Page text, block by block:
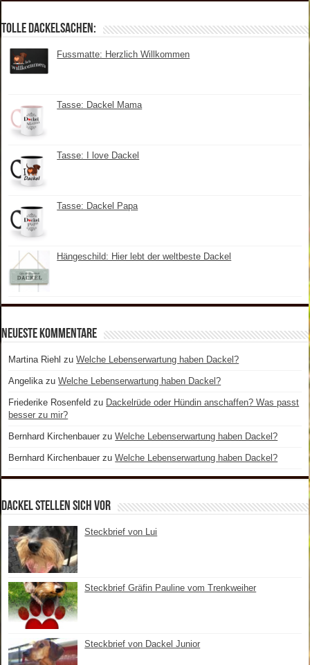
Tolle Dackelsachen:
Fussmatte: Herzlich Willkommen
Tasse: Dackel Mama
Tasse: I love Dackel
Tasse: Dackel Papa
Hängeschild: Hier lebt der weltbeste Dackel
Neueste Kommentare
Martina Riehl zuWelche Lebenserwartung haben Dackel?
Angelika zuWelche Lebenserwartung haben Dackel?
Friederike Rosenfeld zu Dackelrüde oder Hündin anschaffen? Was passt
besser zu mir?
Bernhard Kirchenbauer zuWelche Lebenserwartung haben Dackel?
Bernhard Kirchenbauer zuWelche Lebenserwartung haben Dackel?
Dackel stellen sich vor
Steckbrief von Lui
Steckbrief Gräfin Pauline vom Trenkweiher
Steckbrief von Dackel Junior